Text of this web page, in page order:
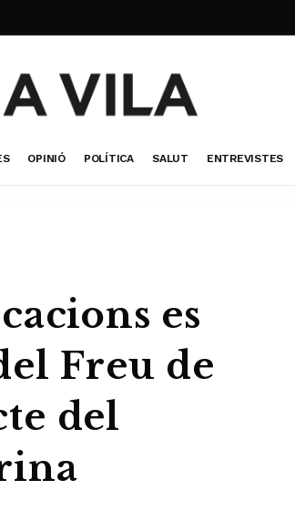
OPINIÓ POLÍTICA SALUT ENTREVISTES
es
Freu de
del